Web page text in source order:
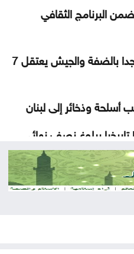
البرنامج الثقافي
مستوطنون يهاجمون مسجدا بالضفة والجيش يعتقل 7
أسلحة وذخائر إلى لبنان
ببلوغ نصف نهائي
شكاوى السكان ..
ببيان مجلس الأمن إزاء